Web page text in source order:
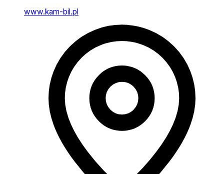
www.kam-bil.pl